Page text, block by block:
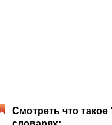
Смотреть что